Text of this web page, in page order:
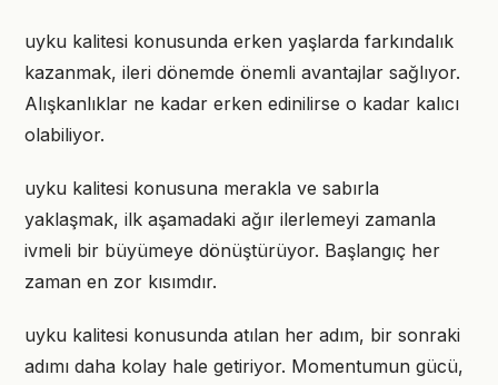
uyku kalitesi konusunda erken yaşlarda farkındalık
kazanmak, ileri dönemde önemli avantajlar sağlıyor.
Alışkanlıklar ne kadar erken edinilirse o kadar kalıcı
olabiliyor.
uyku kalitesi konusuna merakla ve sabırla
yaklaşmak, ilk aşamadaki ağır ilerlemeyi zamanla
ivmeli bir büyümeye dönüştürüyor. Başlangıç her
zaman en zor kısımdır.
uyku kalitesi konusunda atılan her adım, bir sonraki
adımı daha kolay hale getiriyor. Momentumun gücü,